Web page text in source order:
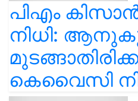
പിഎം
നിധി:
കെവൈസി